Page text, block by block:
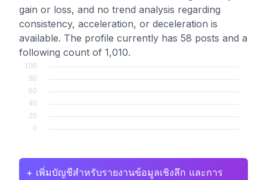
gain or loss, and no trend analysis regarding
consistency, acceleration, or deceleration is
available. The profile currently has 58 posts and a
following count of 1,010.
+ เพิ่มบัญชีสำหรับรายงานข้อมูลเชิงลึก และการ